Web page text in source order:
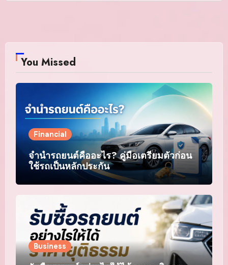
You Missed
Financial
จำนำรถยนต์คืออะไร? คู่มือเตรียมตัวก่อน
ใช้รถเป็นหลักประกัน
Business